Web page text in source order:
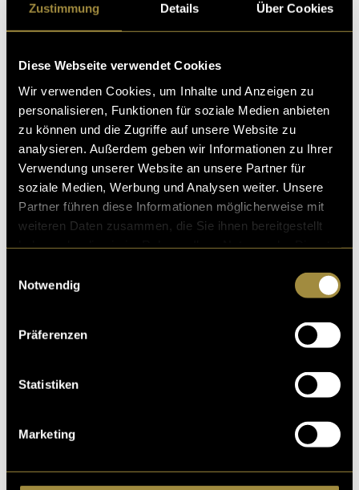
Zustimmung Details Über Cookies
Diese Webseite verwendet Cookies
Wir verwenden Cookies, um Inhalte und Anzeigen zu
personalisieren, Funktionen für soziale Medien anbieten
zu können und die Zugriffe auf unsere Website zu
analysieren. Außerdem geben wir Informationen zu Ihrer
Verwendung unserer Website an unsere Partner für
soziale Medien, Werbung und Analysen weiter. Unsere
Partner führen diese Informationen möglicherweise mit
weiteren Daten zusammen, die Sie ihnen bereitgestellt
Notwendig
Präferenzen
Statistiken
Marketing